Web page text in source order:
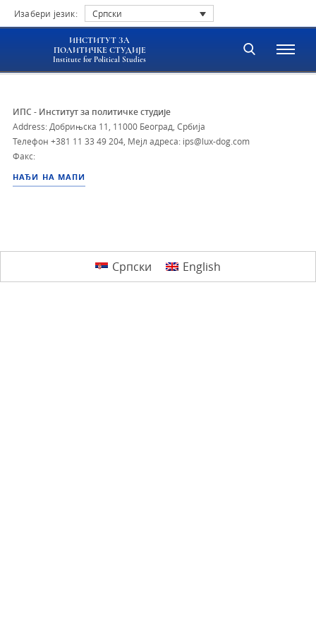
Изабери језик: Српски
ИНСТИТУТ ЗА
ПОЛИТИЧКЕ СТУДИЈЕ
Institute for Political Studies
ИПС - Институт за политичке студије
Address: Добрињска 11, 11000 Београд, Србија
Телефон +381 11 33 49 204 Мејл адреса: ips@lux-dog.com
Факс:
НАЂИ НА МАПИ
Српски English